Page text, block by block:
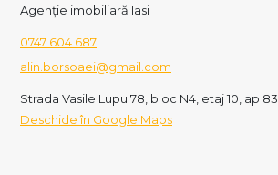
Agenție imobiliară Iasi
0747 604 687
alin.borsoaei@gmail.com
Strada Vasile Lupu 78, bloc N4, etaj 10, ap 83
Deschide în Google Maps